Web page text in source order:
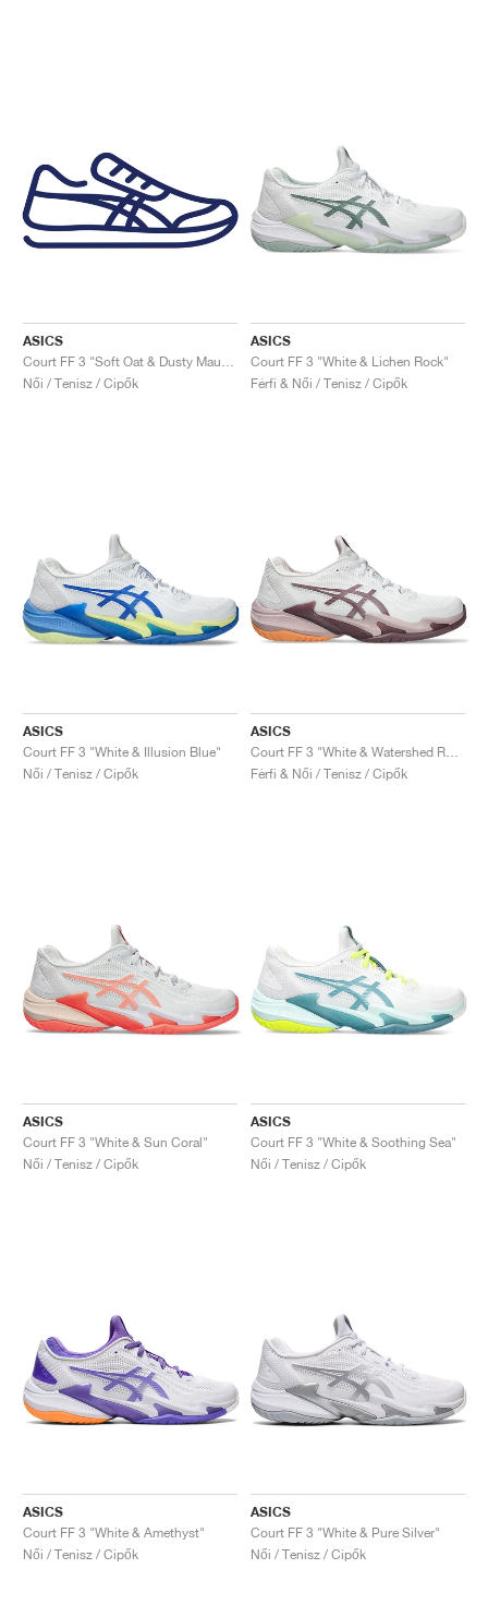
ASICS
Női / Tenisz / Cipők
ASICS
Court FF 3 "White & Lichen Rock"
Férfi & Női / Tenisz / Cipők
ASICS
Court FF 3 "White & Illusion Blue"
Női / Tenisz / Cipők
ASICS
Férfi & Női / Tenisz / Cipők
ASICS
Court FF 3 "White & Sun Coral"
Női / Tenisz / Cipők
ASICS
Court FF 3 "White & Soothing Sea"
Női / Tenisz / Cipők
ASICS
Court FF 3 "White & Amethyst"
Női / Tenisz / Cipők
ASICS
Court FF 3 "White & Pure Silver"
Női / Tenisz / Cipők